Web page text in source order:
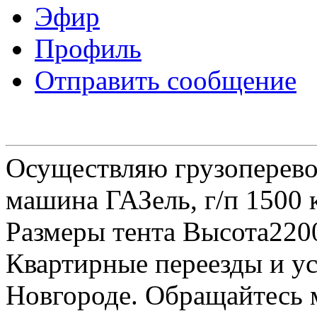
Эфир
Профиль
Отправить сообщение
Осуществляю
машина ГАЗель, г/п 1500
Размеры тента
Квартирные переезды и
Новгороде.